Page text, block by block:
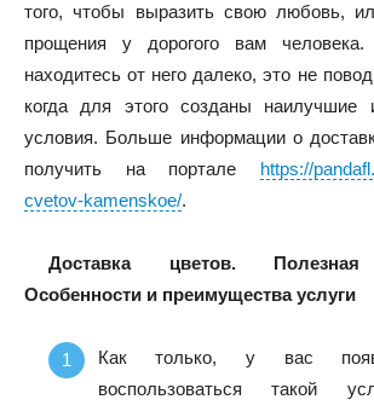
того, чтобы выразить свою любовь,
прощения у дорогого вам
находитесь от него далеко, это не
когда для этого созданы наилучшие
условия. Больше информации о
получить на портале https://
cvetov-kamenskoe/.
Доставка цветов.
Особенности и преимущества услуги
Как только, у вас
воспользоваться такой